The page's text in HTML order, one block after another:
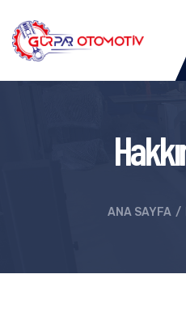
ANA SAYFA